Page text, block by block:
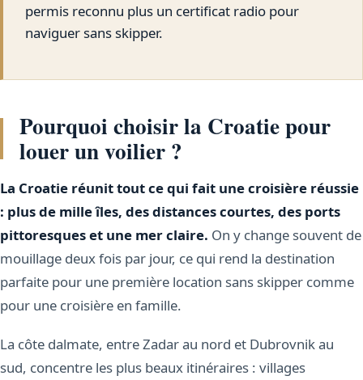
permis reconnu plus un certificat radio pour
naviguer sans skipper.
Pourquoi choisir la Croatie pour
louer un voilier ?
La Croatie réunit tout ce qui fait une croisière réussie
: plus de mille îles, des distances courtes, des ports
pittoresques et une mer claire. On y change souvent de
mouillage deux fois par jour, ce qui rend la destination
parfaite pour une première location sans skipper comme
pour une croisière en famille.
La côte dalmate, entre Zadar au nord et Dubrovnik au
sud, concentre les plus beaux itinéraires : villages